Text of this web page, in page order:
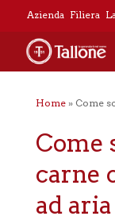
Azienda Filiera
Home» Come
Come
carne
ad aria